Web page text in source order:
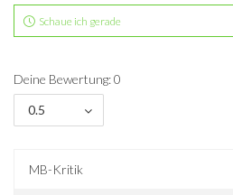
Schaue ich gerade
Deine Bewertung: 0
0.5
MB-Kritik